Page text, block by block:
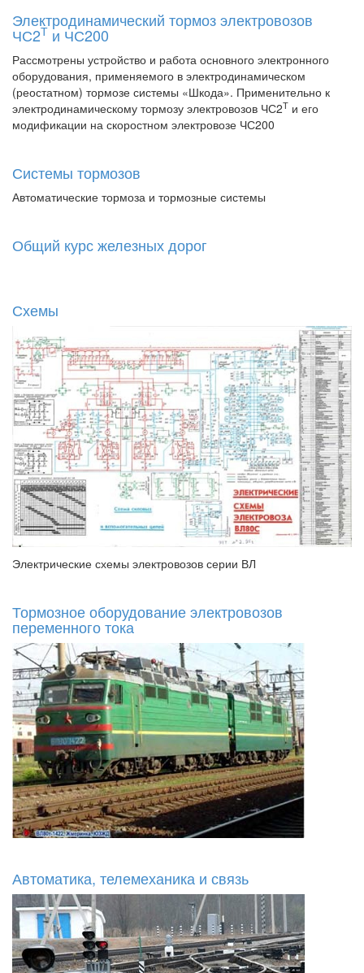
Электродинамический тормоз электровозов
ЧС2Т и ЧС200
Рассмотрены устройство и работа основного электронного
оборудования, применяемого в электродинамическом
(реостатном) тормозе системы «Шкода». Применительно к
электродинамическому тормозу электровозов ЧС2Т и его
модификации на скоростном электровозе ЧС200
Системы тормозов
Автоматические тормоза и тормозные системы
Общий курс железных дорог
Схемы
Электрические схемы электровозов серии ВЛ
Тормозное оборудование электровозов
переменного тока
Автоматика, телемеханика и связь